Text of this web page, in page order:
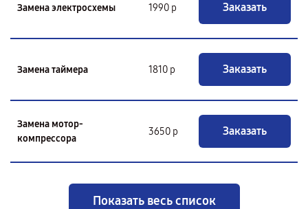
Замена электросхемы 1990 р Заказать
Замена таймера 1810 р Заказать
Замена мотор-
компрессора
3650 р Заказать
Показать весь список